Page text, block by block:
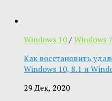
Windows 10/Windows 7
Как восстановить
Windows 10, 8.1 и
29 Дек, 2020